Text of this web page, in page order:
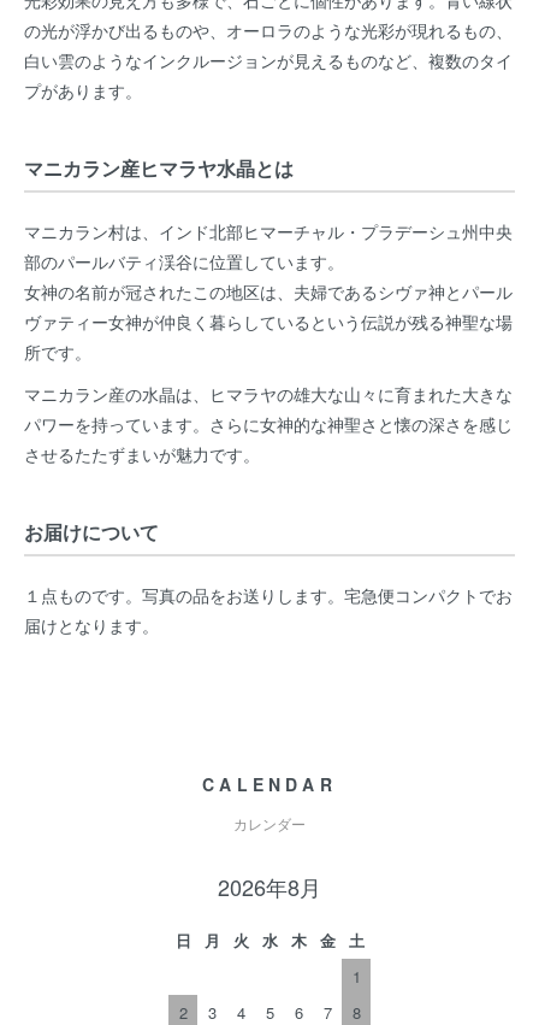
の光が浮かび出るものや、オーロラのような光彩が現れるもの、
白い雲のようなインクルージョンが見えるものなど、複数のタイ
プがあります。
マニカラン産ヒマラヤ水晶とは
マニカラン村は、インド北部ヒマーチャル・プラデーシュ州中央
部のパールバティ渓谷に位置しています。
女神の名前が冠されたこの地区は、夫婦であるシヴァ神とパール
ヴァティー女神が仲良く暮らしているという伝説が残る神聖な場
所です。
マニカラン産の水晶は、ヒマラヤの雄大な山々に育まれた大きな
パワーを持っています。さらに女神的な神聖さと懐の深さを感じ
させるたたずまいが魅力です。
お届けについて
１点ものです。写真の品をお送りします。宅急便コンパクトでお
届けとなります。
CALENDAR
カレンダー
2026年8月
日 月 火 水 木 金
土
1
2
3 4 5 6 7
8